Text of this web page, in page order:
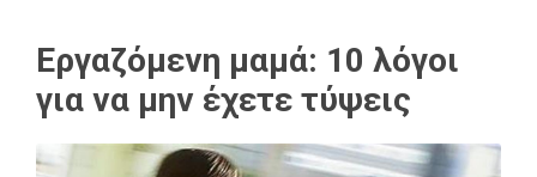
Εργαζόμενη μαμά: 10 λόγοι
για να μην έχετε τύψεις